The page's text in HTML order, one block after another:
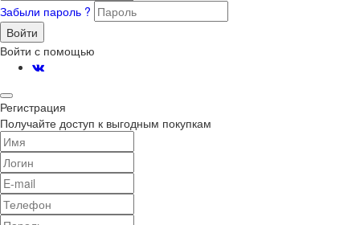
Забыли пароль ?
Войти
Войти с помощью
Регистрация
Получайте доступ к выгодным покупкам